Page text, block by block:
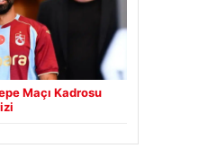
Maçı Kadrosu